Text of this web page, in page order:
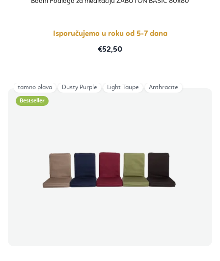
je
zvjezdica.
Isporučujemo u roku od 5-7 dana
€52,50
Bestseller
tamno plava Dusty Purple Light Taupe Anthracite